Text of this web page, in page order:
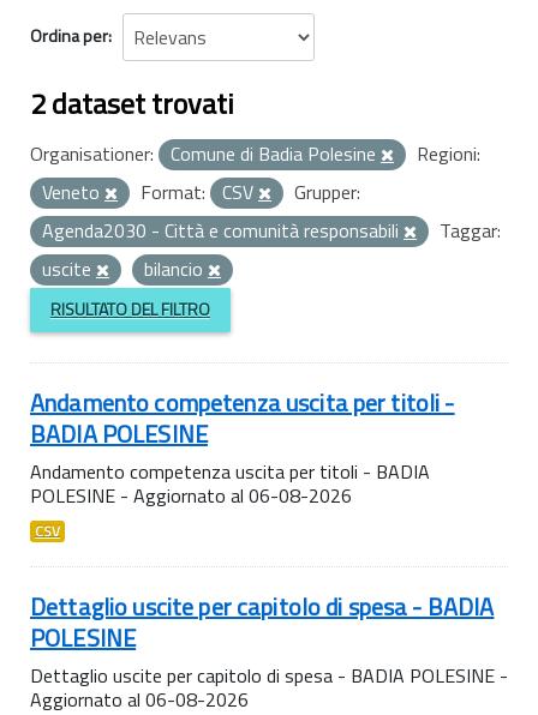
Ordina per
2 dataset trovati
Organisationer: Comune di Badia Polesine
Regioni:
Veneto
Format: CSV
Grupper:
Agenda2030 - Città e comunità responsabili
Taggar:
uscite
bilancio
RISULTATO DEL FILTRO
Andamento competenza uscita per titoli -
BADIA POLESINE
Andamento competenza uscita per titoli - BADIA
POLESINE - Aggiornato al 06-08-2026
CSV
Dettaglio uscite per capitolo di spesa - BADIA
POLESINE
Dettaglio uscite per capitolo di spesa - BADIA POLESINE -
Aggiornato al 06-08-2026